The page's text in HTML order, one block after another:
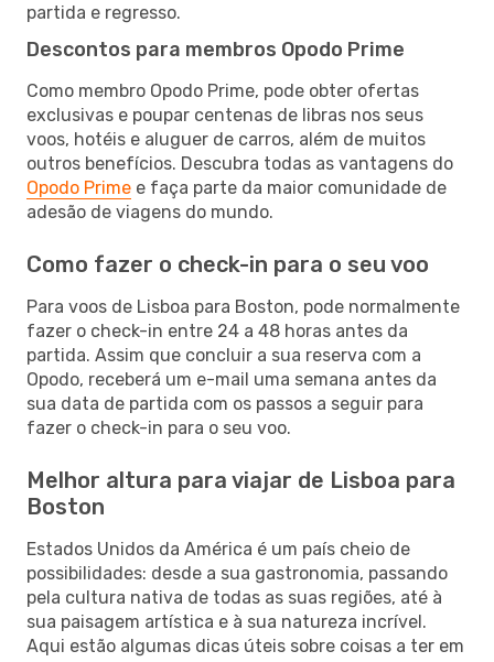
partida e regresso.
Descontos para membros Opodo Prime
Como membro Opodo Prime, pode obter ofertas
exclusivas e poupar centenas de libras nos seus
voos, hotéis e aluguer de carros, além de muitos
outros benefícios. Descubra todas as vantagens do
Opodo Prime e faça parte da maior comunidade de
adesão de viagens do mundo.
Como fazer o check-in para o seu voo
Para voos de Lisboa para Boston, pode normalmente
fazer o check-in entre 24 a 48 horas antes da
partida. Assim que concluir a sua reserva com a
Opodo, receberá um e-mail uma semana antes da
sua data de partida com os passos a seguir para
fazer o check-in para o seu voo.
Melhor altura para viajar de Lisboa para
Boston
Estados Unidos da América é um país cheio de
possibilidades: desde a sua gastronomia, passando
pela cultura nativa de todas as suas regiões, até à
sua paisagem artística e à sua natureza incrível.
Aqui estão algumas dicas úteis sobre coisas a ter em